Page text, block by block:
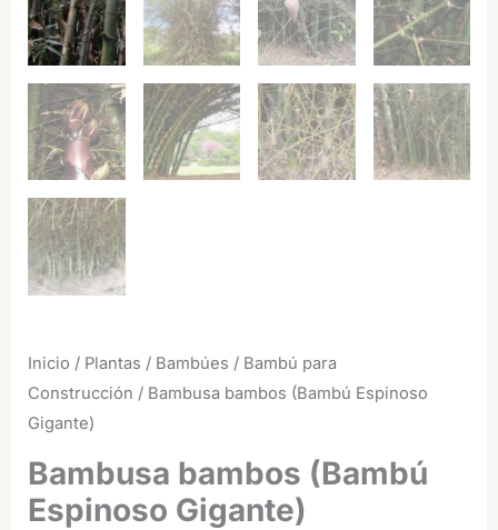
Inicio / Plantas / Bambúes / Bambú para
Construcción / Bambusa bambos (Bambú Espinoso
Gigante)
Bambusa bambos (Bambú
Espinoso Gigante)